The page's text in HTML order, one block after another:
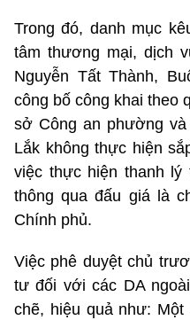
Trong đó, danh mục
tâm thương mại, dịch
Nguyễn Tất Thành,
công bố công khai theo
sở Công an phường
Lắk không thực hiện
việc thực hiện thanh lý
thông qua đấu giá là
Chính phủ.
Việc phê duyệt chủ
tư đối với các DA
chẽ, hiệu quả như: